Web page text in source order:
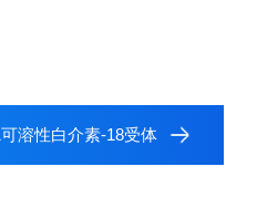
溶性白介素-18受体